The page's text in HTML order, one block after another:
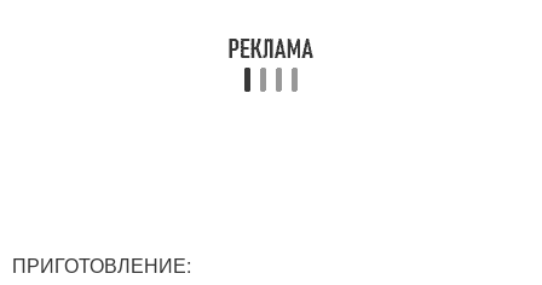
ПРИГОТОВЛЕНИЕ: